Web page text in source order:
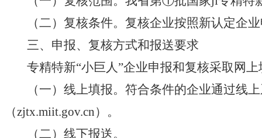
（二）复核条件。复核企业按照新认定企业
三、申报、复核方式和报送要求
专精特新“小巨人”企业申报和复核采取网上
（一）线上填报。符合条件的企业通过线上
（zjtx.miit.gov.cn）。
（二）线下报送。